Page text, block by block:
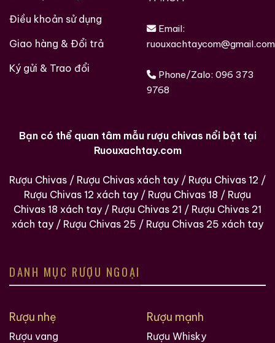
Điều khoản sử dụng
Giao hàng & Đổi trả
Ký gửi & Trao đổi
Email:
ruouxachtaycom@gmail.com
Phone/Zalo: 096 373
9768
Bạn có thể quan tâm mẫu rượu chivas nổi bật tại
Ruouxachtay.com
Rượu Chivas / Rượu Chivas xách tay / Rượu Chivas 12 /
Rượu Chivas 12 xách tay / Rượu Chivas 18 / Rượu
Chivas 18 xách tay / Rượu Chivas 21 / Rượu Chivas 21
xách tay / Rượu Chivas 25 / Rượu Chivas 25 xách tay
DANH MỤC RƯỢU NGOẠI
Rượu nhẹ
Rượu vang
Rượu mạnh
Rượu Whisky